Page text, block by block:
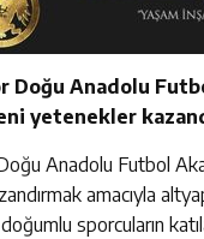
Doğu Anadolu
yetenekler
Anadolu Futbol
amacıyla
sporcuların